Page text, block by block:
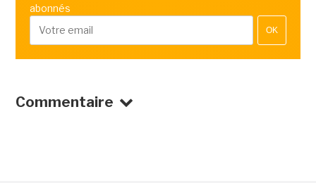
abonnés
OK
Commentaire